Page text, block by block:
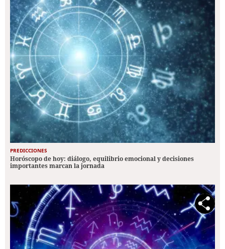
PREDICCIONES
Horóscopo de hoy: diálogo, equilibrio emocional y decisiones
importantes marcan la jornada